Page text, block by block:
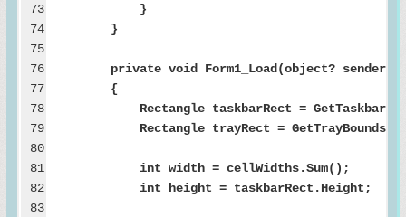
73
74
75
76
77
78
79
80
81
82
83
}
}
private void Form1_Load(object? sender,
{
Rectangle taskbarRect =
Rectangle trayRect =
int width = cellWidths.Sum();
int height = taskbarRect.Height;